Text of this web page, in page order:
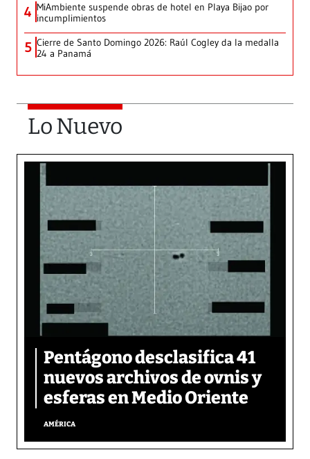
4 MiAmbiente suspende obras de hotel en Playa Bijao por
incumplimientos
5 Cierre de Santo Domingo 2026: Raúl Cogley da la medalla
24 a Panamá
Lo Nuevo
Pentágono desclasifica 41
nuevos archivos de ovnis y
esferas en Medio Oriente
AMÉRICA